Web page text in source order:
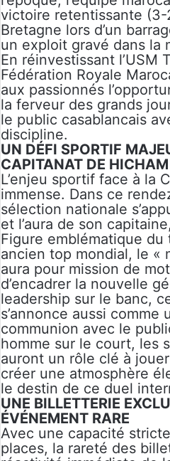
victoire retentissante (3-
Bretagne lors d’un
un exploit gravé dans la
En réinvestissant l’USM
Fédération Royale
aux passionnés
la ferveur des grands
le public casablancais
discipline.
UN DÉFI SPORTIF
CAPITANAT DE
L’enjeu sportif face à la
immense. Dans ce
sélection nationale
et l’aura de son
Figure emblématique
ancien top mondial, le «
aura pour mission de
d’encadrer la nouvelle
leadership sur le banc,
s’annonce aussi comme
communion avec le
homme sur le court, les
auront un rôle clé à
créer une atmosphère
le destin de ce duel
UNE BILLETTERIE
ÉVÉNEMENT RARE
Avec une capacité
places, la rareté des